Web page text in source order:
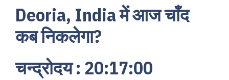
Deoria, India में आज चाँद
कब निकलेगा?
चन्द्रोदय : 20:17:00